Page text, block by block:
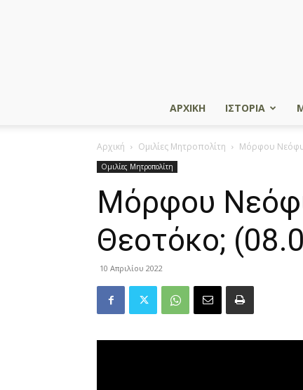
ΑΡΧΙΚΗ ΙΣΤΟΡΙΑ
Αρχική Ομιλίες Μητροπολίτη Μόρφου
Ομιλίες Μητροπολίτη
Μόρφου
Θεοτόκο;
10 Απριλίου 2022